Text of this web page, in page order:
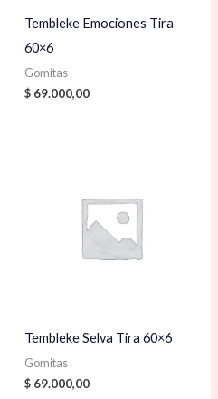
Tembleke Emociones Tira
60×6
Gomitas
$ 69.000,00
Tembleke Selva Tira 60×6
Gomitas
$ 69.000,00